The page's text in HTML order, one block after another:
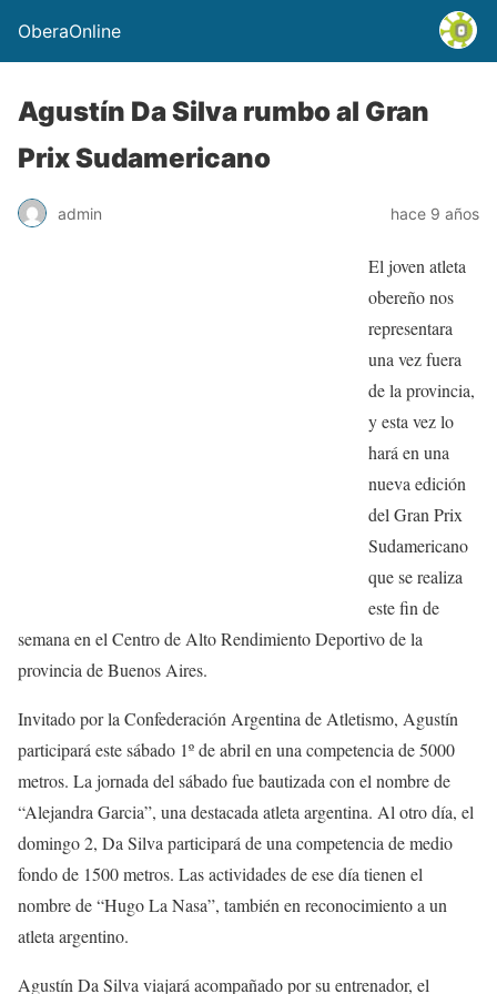
OberaOnline
Agustín Da Silva rumbo al Gran
Prix Sudamericano
admin hace 9 años
El joven atleta
obereño nos
representara
una vez fuera
de la provincia,
y esta vez lo
hará en una
nueva edición
del Gran Prix
Sudamericano
que se realiza
este fin de
semana en el Centro de Alto Rendimiento Deportivo de la
provincia de Buenos Aires.
Invitado por la Confederación Argentina de Atletismo, Agustín
participará este sábado 1º de abril en una competencia de 5000
metros. La jornada del sábado fue bautizada con el nombre de
“Alejandra Garcia”, una destacada atleta argentina. Al otro día, el
domingo 2, Da Silva participará de una competencia de medio
fondo de 1500 metros. Las actividades de ese día tienen el
nombre de “Hugo La Nasa”, también en reconocimiento a un
atleta argentino.
Agustín Da Silva viajará acompañado por su entrenador, el